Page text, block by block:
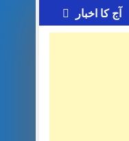
آج کا اخبار